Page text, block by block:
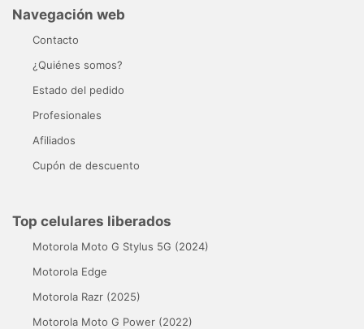
Navegación web
Contacto
¿Quiénes somos?
Estado del pedido
Profesionales
Afiliados
Cupón de descuento
Top celulares liberados
Motorola Moto G Stylus 5G (2024)
Motorola Edge
Motorola Razr (2025)
Motorola Moto G Power (2022)